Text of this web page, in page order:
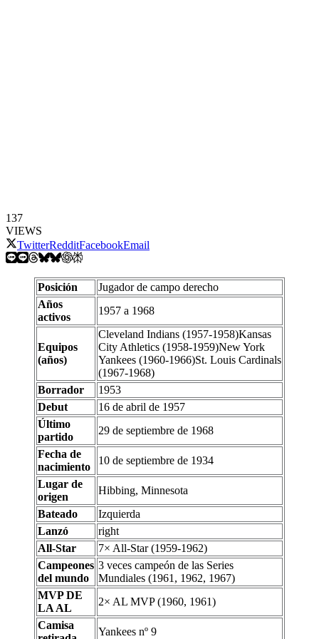
137
VIEWS
TwitterRedditFacebookEmail
Posición
Jugador de campo derecho
Años
activos
1957 a 1968
Equipos
(años)
Cleveland Indians (1957-1958)Kansas
City Athletics (1958-1959)New York
Yankees (1960-1966)St. Louis Cardinals
(1967-1968)
Borrador
1953
Debut
16 de abril de 1957
Último
partido
29 de septiembre de 1968
Fecha de
nacimiento
10 de septiembre de 1934
Lugar de
origen
Hibbing, Minnesota
Bateado
Izquierda
Lanzó
right
All-Star
7× All-Star (1959-1962)
Campeones
del mundo
3 veces campeón de las Series
Mundiales (1961, 1962, 1967)
MVP DE
LA AL
2× AL MVP (1960, 1961)
Camisa
Yankees nº 9